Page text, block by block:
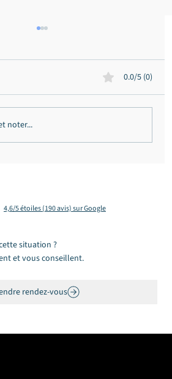
le JAF de Bordeaux
0.0/5 (0)
noter...
4,6/5 étoiles (190 avis) sur Google
situation ?
et vous conseillent.
rendez-vous